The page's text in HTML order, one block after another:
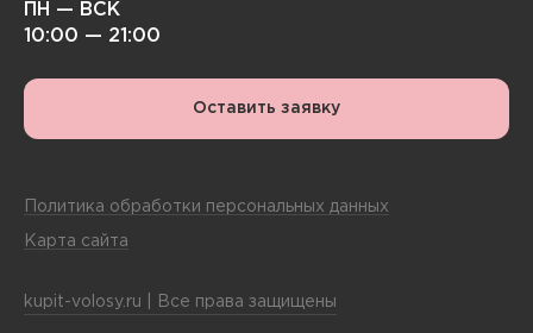
ПН — ВСК
10:00 — 21:00
Оставить заявку
Политика обработки персональных данных
Карта сайта
kupit-volosy.ru | Все права защищены